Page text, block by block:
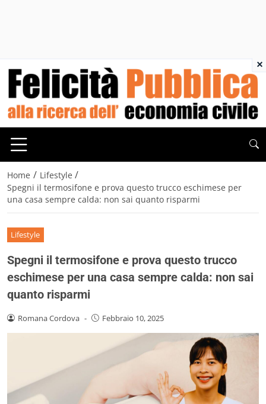
Home / Lifestyle /
Spegni il termosifone e prova questo trucco eschimese per
una casa sempre calda: non sai quanto risparmi
Lifestyle
Spegni il termosifone e prova questo trucco
eschimese per una casa sempre calda: non sai
quanto risparmi
Romana Cordova - Febbraio 10, 2025
×